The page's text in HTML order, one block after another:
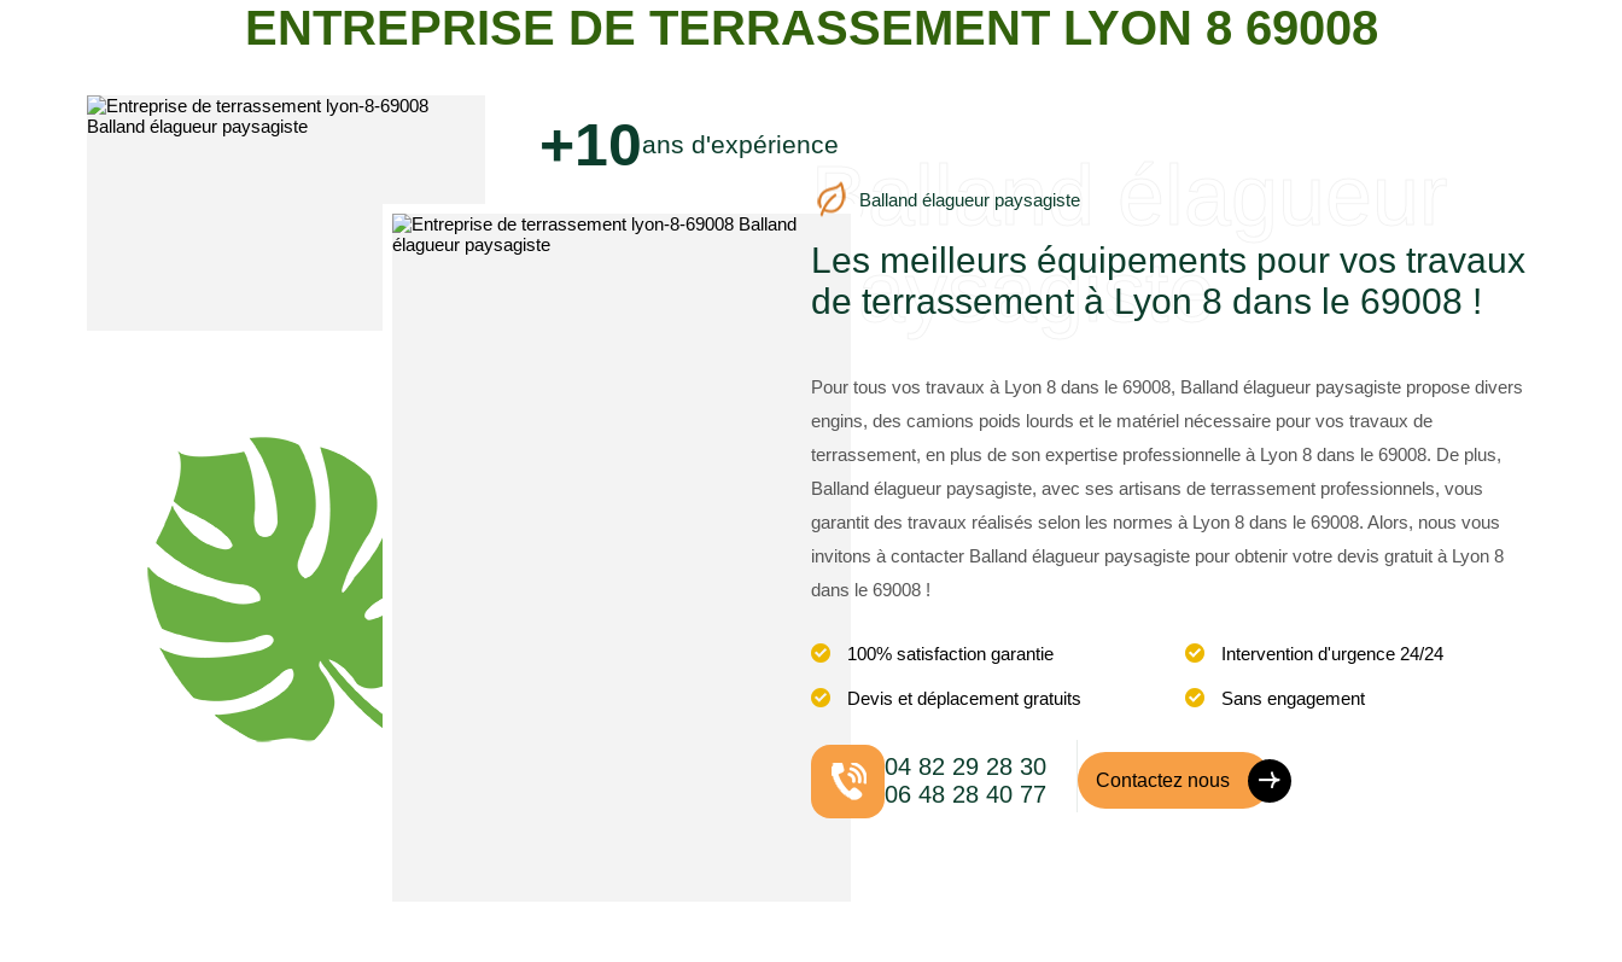
ENTREPRISE DE TERRASSEMENT LYON 8 69008
+10ans d'expérience
Balland élagueur paysagiste
Balland élagueur
paysagiste
Les meilleurs équipements pour vos travaux
de terrassement à Lyon 8 dans le 69008 !
Pour tous vos travaux à Lyon 8 dans le 69008, Balland élagueur paysagiste propose divers
engins, des camions poids lourds et le matériel nécessaire pour vos travaux de
terrassement, en plus de son expertise professionnelle à Lyon 8 dans le 69008. De plus,
Balland élagueur paysagiste, avec ses artisans de terrassement professionnels, vous
garantit des travaux réalisés selon les normes à Lyon 8 dans le 69008. Alors, nous vous
invitons à contacter Balland élagueur paysagiste pour obtenir votre devis gratuit à Lyon 8
dans le 69008 !
100% satisfaction garantie Intervention d'urgence 24/24
Devis et déplacement gratuits Sans engagement
04 82 29 28 30
06 48 28 40 77
Contactez nous